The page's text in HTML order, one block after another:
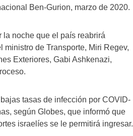
Ben-Gurion, marzo de 2020.
noche que el país reabrirá
de Transporte, Miri Regev,
Exteriores, Gabi Ashkenazi,
tasas de infección por COVID-
según Globes, que informó que
israelíes se le permitirá ingresar.